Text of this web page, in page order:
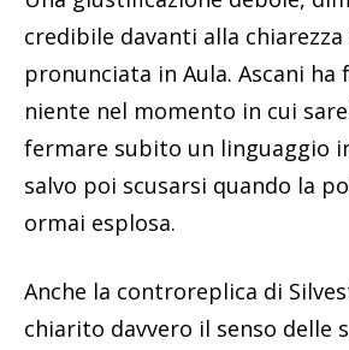
credibile davanti alla chiarezza
pronunciata in Aula. Ascani
niente nel momento in cui
fermare subito un linguaggio
salvo poi scusarsi quando la
ormai esplosa.
Anche la controreplica di
chiarito davvero il senso delle